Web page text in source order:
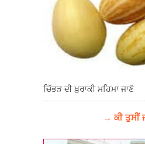
ਚਿੱਭੜ ਦੀ ਖ਼ੁਰਾਕੀ ਮਹਿਮਾ ਜਾਣੋ
→ ਕੀ ਤੁਸੀਂ